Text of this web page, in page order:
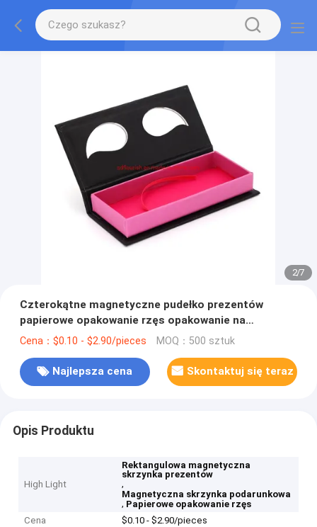
2/7
Czterokątne magnetyczne pudełko prezentów
papierowe opakowanie rzęs opakowanie na
zamówienie drukowanie logo
Cena：$0.10 - $2.90/pieces MOQ：500 sztuk
Najlepsza cena Skontaktuj się teraz
Opis Produktu
High Light
Rektangulowa magnetyczna
skrzynka prezentów
,
Magnetyczna skrzynka podarunkowa
, Papierowe opakowanie rzęs
Cena
$0.10 - $2.90/pieces